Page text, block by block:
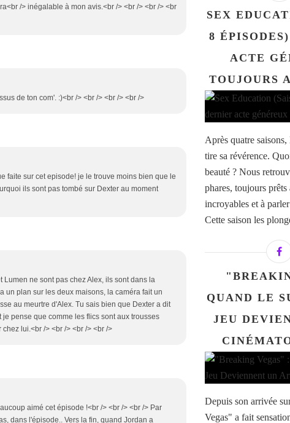
/> inégalable à mon avis.<br /> <br /> <br /> <br
de ton com'. :)<br /> <br /> <br /> <br />
faite sur cet episode! je le trouve moins bien que le
ils sont pas tombé sur Dexter au moment
Lumen ne sont pas chez Alex, ils sont dans la
un plan sur les deux maisons, la caméra fait un
au meurtre d'Alex. Tu sais bien que Dexter a dit
pense que comme les flics sont aux trousses
lui.<br /> <br /> <br /> <br />
aimé cet épisode !<br /> <br /> <br /> Par
dans l'épisode.. Vers la fin, quand Jordan a
SEX
8
ACTE
TOUJOURS
Après quatre
tire sa révérence.
beauté ? Nous
phares, toujours prêts
incroyables et à
Cette saison les
QUAND LE
JEU
Depuis son arrivée
Vegas" a fait